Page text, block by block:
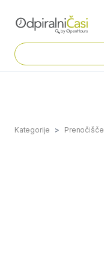
Kategorije Prenočišče